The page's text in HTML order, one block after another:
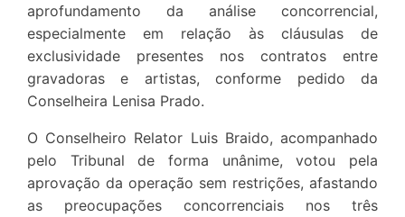
aprofundamento da análise concorrencial,
especialmente em relação às cláusulas de
exclusividade presentes nos contratos entre
gravadoras e artistas, conforme pedido da
Conselheira Lenisa Prado.
O Conselheiro Relator Luis Braido, acompanhado
pelo Tribunal de forma unânime, votou pela
aprovação da operação sem restrições, afastando
as preocupações concorrenciais nos três